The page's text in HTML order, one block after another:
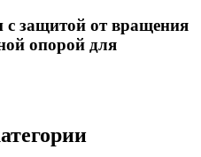
с защитой от вращения
опорой для